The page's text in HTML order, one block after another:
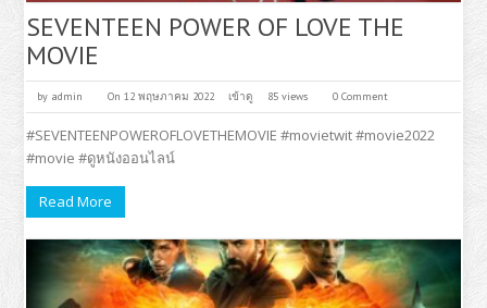
SEVENTEEN POWER OF LOVE THE
MOVIE
by admin On 12 พฤษภาคม 2022 เข้าดู 85 views 0 Comment
#SEVENTEENPOWEROFLOVETHEMOVIE #movietwit #movie2022
#movie #ดูหนังออนไลน์
Read More